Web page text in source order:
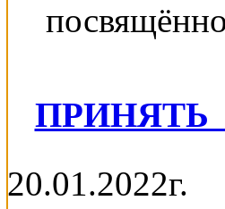
ПРИНЯТЬ
20.01.2022г.